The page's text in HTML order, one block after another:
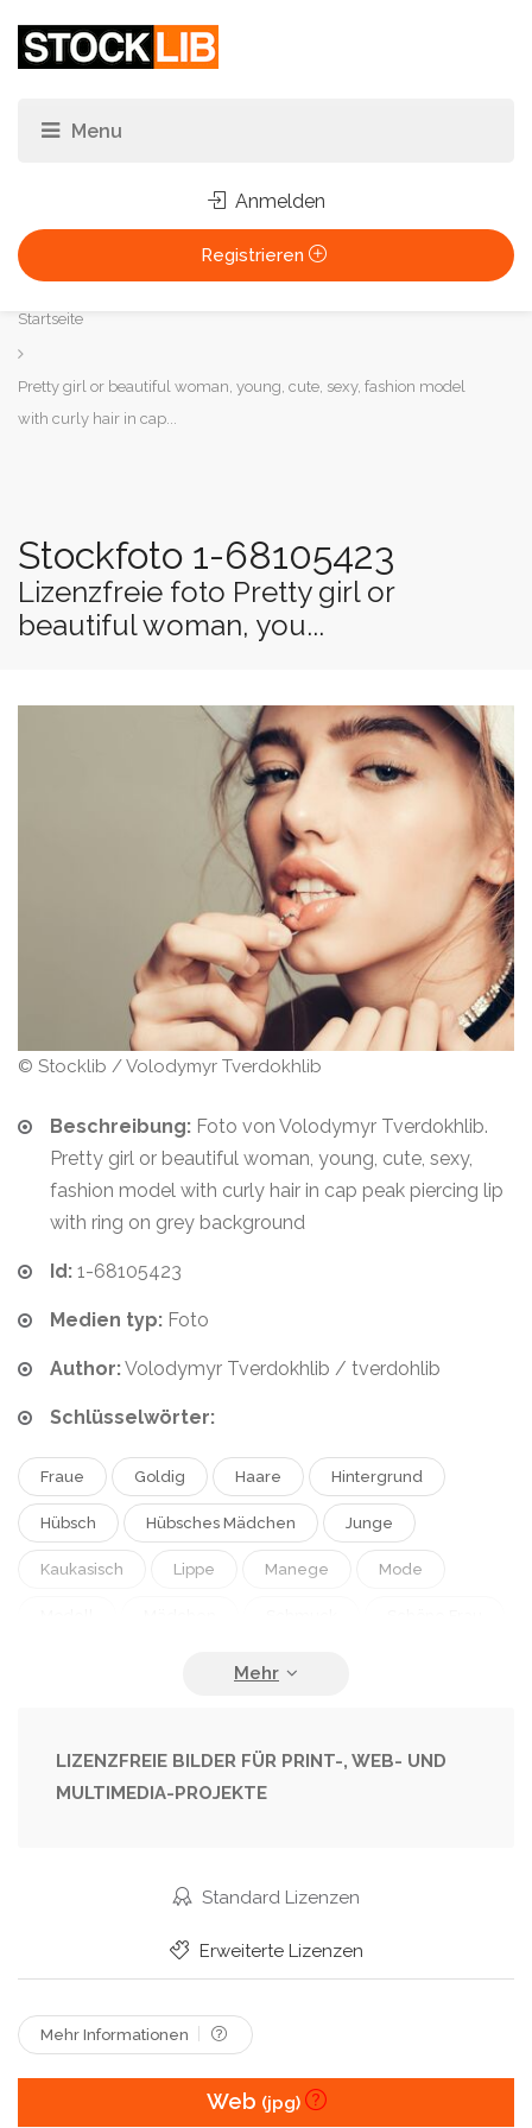
Anmelden
Registrieren
Sie
sind
hier:
Startseite
Pretty girl or beautiful woman, young, cute, sexy, fashion model
with curly hair in cap...
Stockfoto 1-68105423
Lizenzfreie foto Pretty girl or
beautiful woman, you...
© Stocklib / Volodymyr Tverdokhlib
Beschreibung: Foto von Volodymyr Tverdokhlib.
Pretty girl or beautiful woman, young, cute, sexy,
fashion model with curly hair in cap peak piercing lip
with ring on grey background
Id: 1-68105423
Medien typ: Foto
Author:Volodymyr Tverdokhlib / tverdohlib
Schlüsselwörter:
Fraue Goldig Haare Hintergrund
Hübsch Hübsches Mädchen Junge
Kaukasisch Lippe Manege Mode
LIZENZFREIE BILDER FÜR PRINT-, WEB- UND
MULTIMEDIA-PROJEKTE
Standard Lizenzen
Erweiterte Lizenzen
Mehr Informationen
Web (jpg)